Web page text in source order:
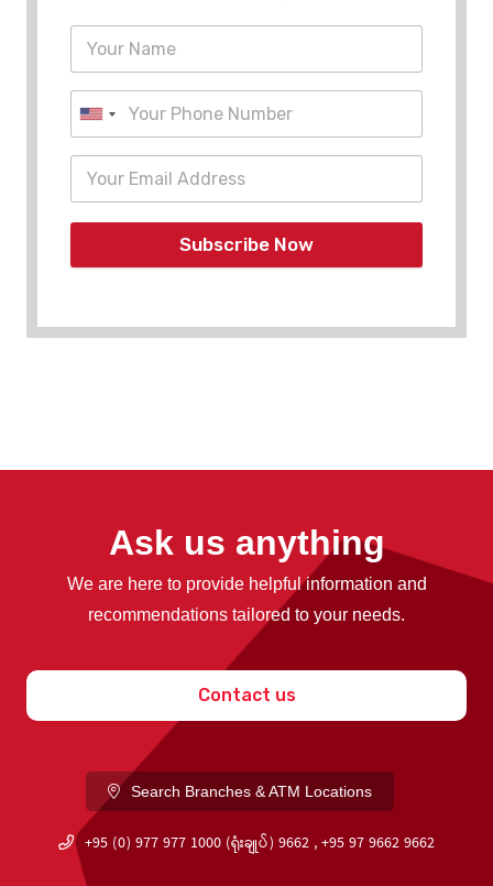
Subscribe Now
Ask us anything
We are here to provide helpful information and
recommendations tailored to your needs.
Contact us
Search Branches & ATM Locations
+95 (0) 977 977 1000 (ရုံးချုပ်) 9662 , +95 97 9662 9662